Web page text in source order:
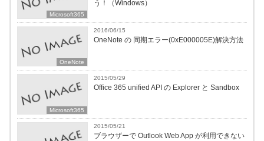
Microsoft365
う！（Windows）
OneNote
2016/06/15
OneNote の 同期エラー(0xE000005E)解決方法
Microsoft365
2015/05/29
Office 365 unified API の Explorer と Sandbox
2015/05/21
ブラウザーで Outlook Web App が利用できない